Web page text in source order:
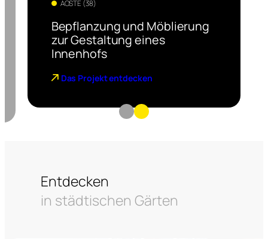
AOSTE (38)
Bepflanzung und Möblierung
zur Gestaltung eines
Innenhofs
Das Projekt entdecken
Entdecken
in städtischen Gärten